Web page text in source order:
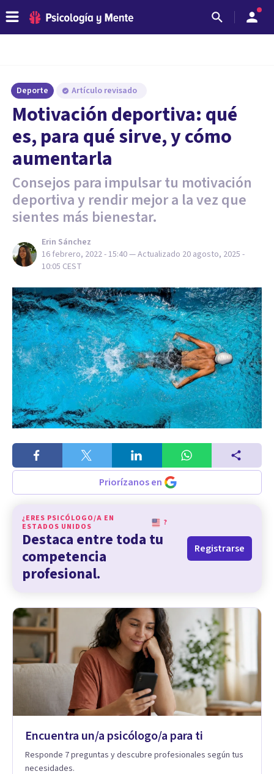
Deporte Artículo revisado
Motivación deportiva: qué
es, para qué sirve, y cómo
aumentarla
Consejos para impulsar tu motivación
deportiva y rendir mejor a la vez que
sientes más bienestar.
Erin Sánchez
16 febrero, 2022 - 15:40— Actualizado 20 agosto, 2025 -
10:05 CEST
Priorízanos en
¿ERES PSICÓLOGO/A EN
ESTADOS UNIDOS
?
Destaca entre toda tu
competencia
profesional.
Registrarse
Encuentra un/a psicólogo/a para ti
Responde 7 preguntas y descubre profesionales según tus
necesidades.